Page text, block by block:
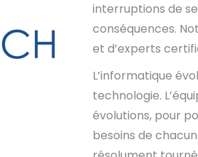
interruptions de
conséquences.
et d’experts
L’informatique
technologie.
évolutions, pour
besoins de